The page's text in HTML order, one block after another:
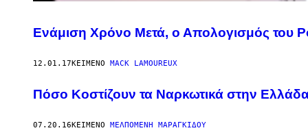
Ενάμιση Χρόνο Μετά, ο Απολογισμός του
12.01.17ΚΕΊΜΕΝΟ MACK LAMOUREUX
Πόσο Κοστίζουν τα Ναρκωτικά στην
07.20.16ΚΕΊΜΕΝΟ ΜΕΛΠΟΜΈΝΗ ΜΑΡΑΓΚΊΔΟΥ